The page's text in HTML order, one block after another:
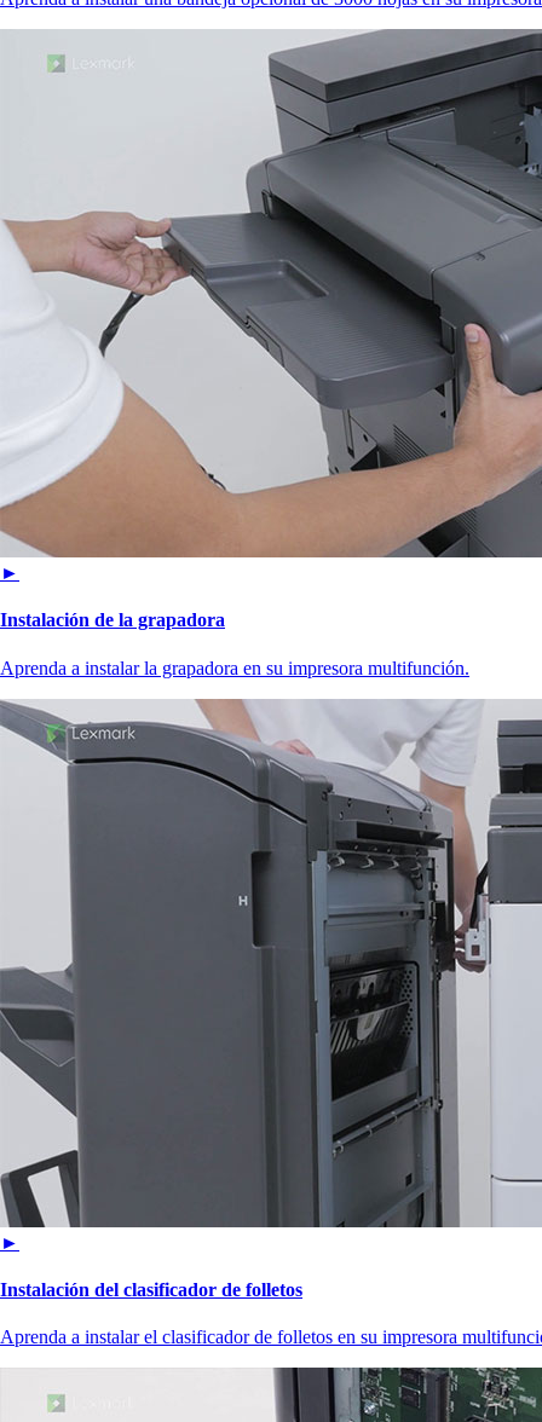
►
Instalación de la grapadora
Aprenda a instalar la grapadora en su impresora multifunción.
►
Instalación del clasificador de folletos
Aprenda a instalar el clasificador de folletos en su impresora